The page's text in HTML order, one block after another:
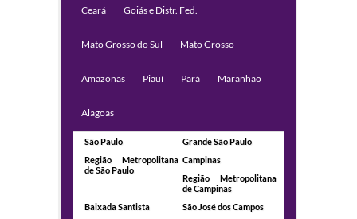
Ceará Goiás e Distr. Fed.
Mato Grosso do Sul Mato Grosso
Amazonas Piauí Pará Maranhão
Alagoas
São Paulo
Grande São Paulo
Região Metropolitana
de São Paulo
Campinas
Região Metropolitana
de Campinas
Baixada Santista
São José dos Campos